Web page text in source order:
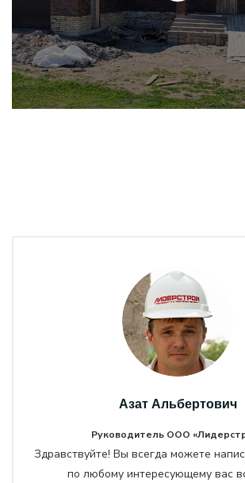
Азат Альбертович
Руководитель ООО
Здравствуйте! Вы всегда можете
по любому интересующему вас